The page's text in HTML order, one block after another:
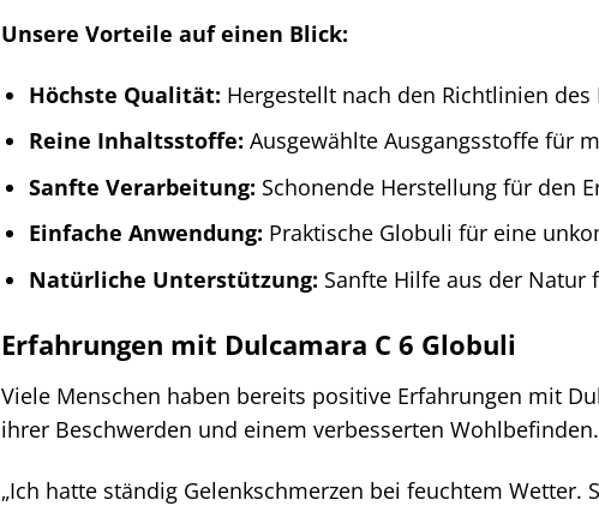
Unsere Vorteile auf einen Blick:
Höchste Qualität: Hergestellt nach den Richtlinien des
Reine Inhaltsstoffe: Ausgewählte Ausgangsstoffe für
Sanfte Verarbeitung: Schonende Herstellung für den
Einfache Anwendung: Praktische Globuli für eine
Natürliche Unterstützung: Sanfte Hilfe aus der Natur
Erfahrungen mit Dulcamara C 6 Globuli
Viele Menschen haben bereits positive Erfahrungen mit
ihrer Beschwerden und einem verbesserten
„Ich hatte ständig Gelenkschmerzen bei feuchtem